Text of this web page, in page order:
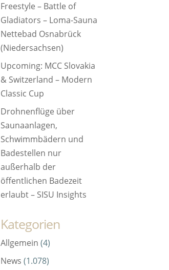
Freestyle – Battle of
Gladiators – Loma-Sauna
Nettebad Osnabrück
(Niedersachsen)
Upcoming: MCC Slovakia
& Switzerland – Modern
Classic Cup
Drohnenflüge über
Saunaanlagen,
Schwimmbädern und
Badestellen nur
außerhalb der
öffentlichen Badezeit
erlaubt – SISU Insights
Kategorien
Allgemein (4)
News (1.078)